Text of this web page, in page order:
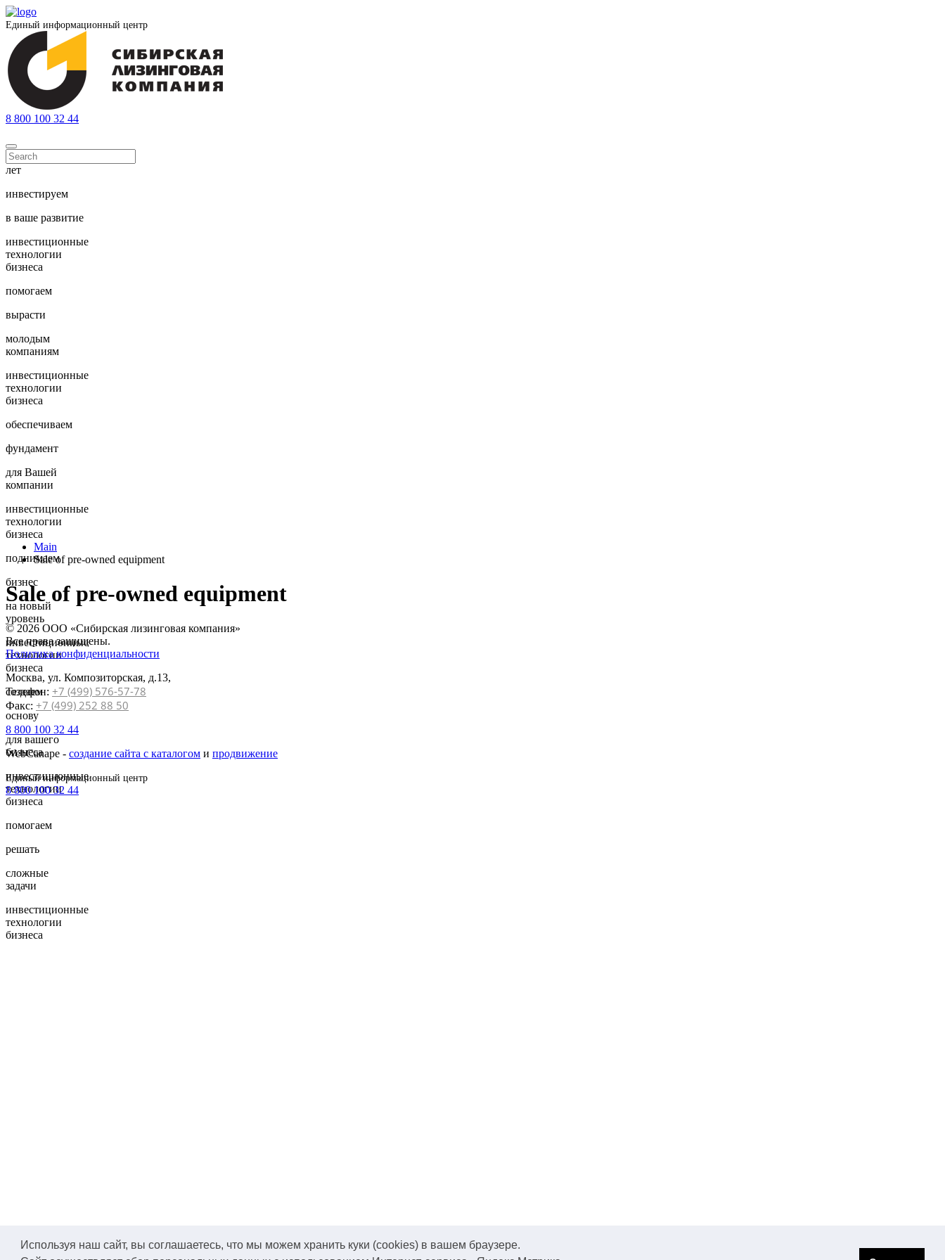
Используя наш сайт, вы соглашаетесь, что мы можем хранить куки (cookies) в вашем браузере.
Единый информационный центр
8 800 100 32 44
лет
инвестируем
в ваше развитие
инвестиционные
технологии
бизнеса
помогаем
вырасти
молодым
компаниям
инвестиционные
технологии
бизнеса
обеспечиваем
фундамент
для Вашей
компании
инвестиционные
технологии
бизнеса
поднимаем
бизнес
на новый
уровень
инвестиционные
технологии
бизнеса
создаем
основу
для вашего
бизнеса
инвестиционные
технологии
бизнеса
помогаем
решать
сложные
задачи
инвестиционные
технологии
бизнеса
Main
Sale of pre-owned equipment
Sale of pre-owned equipment
© 2026 ООО «Сибирская лизинговая компания»
Все права защищены.
Политика конфиденциальности
Москва, ул. Композиторская, д.13,
Телефон: +7 (499) 576-57-78
Факс: +7 (499) 252 88 50
8 800 100 32 44
WebCanape - создание сайта с каталогом и продвижение
Единый информационный центр
8 800 100 32 44